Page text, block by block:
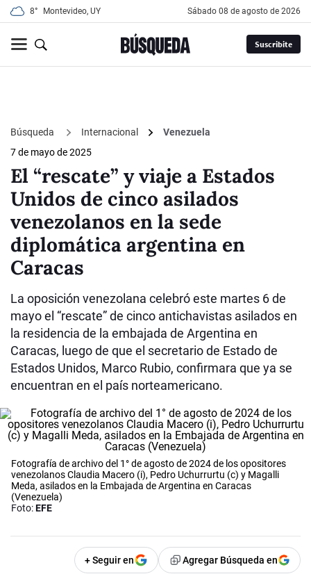
8° Montevideo, UY sábado 08 de agosto de 2026
Suscribite
Búsqueda Internacional
Venezuela
7 de mayo de 2025
El “rescate” y viaje a Estados
Unidos de cinco asilados
venezolanos en la sede
diplomática argentina en
Caracas
La oposición venezolana celebró este martes 6 de
mayo el “rescate” de cinco antichavistas asilados en
la residencia de la embajada de Argentina en
Caracas, luego de que el secretario de Estado de
Estados Unidos, Marco Rubio, confirmara que ya se
encuentran en el país norteamericano.
Fotografía de archivo del 1° de agosto de 2024 de los opositores
venezolanos Claudia Macero (i), Pedro Uchurrurtu (c) y Magalli
Meda, asilados en la Embajada de Argentina en Caracas
(Venezuela)
Foto:EFE
+ Seguir en Agregar Búsqueda en